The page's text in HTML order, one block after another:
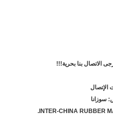
الاتصال بنا بحرية!!!
الإتصال
سوزانا